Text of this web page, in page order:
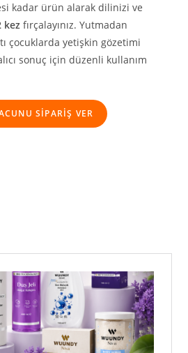
kadar ürün alarak dilinizi ve
kezfırçalayınız. Yutmadan
çocuklarda yetişkin gözetimi
sonuç için düzenli kullanım
SİPARİŞ VER